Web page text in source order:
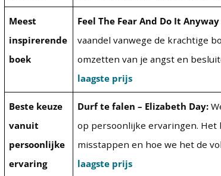
Meest
inspirerende
boek
Feel The Fear And Do It Anyway
vaandel vanwege de krachtige
omzetten van je angst en
laagste prijs
Beste keuze
vanuit
persoonlijke
ervaring
Durf te falen – Elizabeth Day:
op persoonlijke ervaringen.
misstappen en hoe we het de
laagste prijs